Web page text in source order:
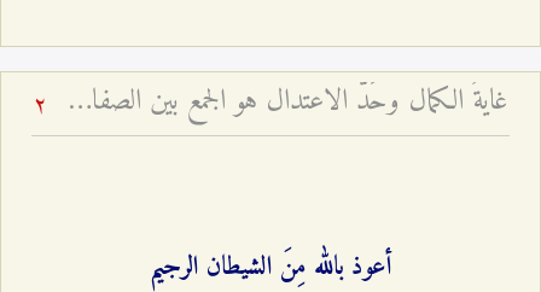
غايةُ الكمال وحَدُّ الاعتدال هو الجمع بين الصفات - شرح فقرات مِن دعاء الافتتاح – الجلسة السابعة 2
أعوذ بالله مِنَ الشيطان الرجيم